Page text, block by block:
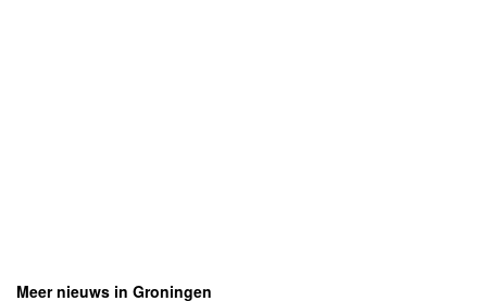
Meer nieuws in Groningen